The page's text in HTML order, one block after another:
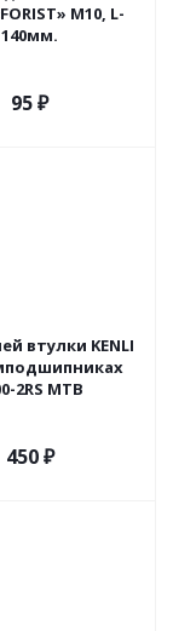
M10, L-
140мм.
95₽
втулки KENLI
2RS MTB
450₽